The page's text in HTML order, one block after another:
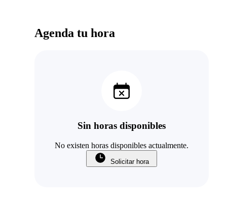
Agenda tu hora
Sin horas disponibles
No existen horas disponibles actualmente.
Solicitar hora